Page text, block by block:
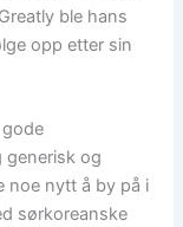
ble hans
opp etter sin
generisk og
noe nytt å by på i
sørkoreanske